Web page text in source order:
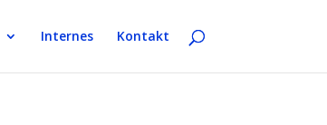
Internes Kontakt